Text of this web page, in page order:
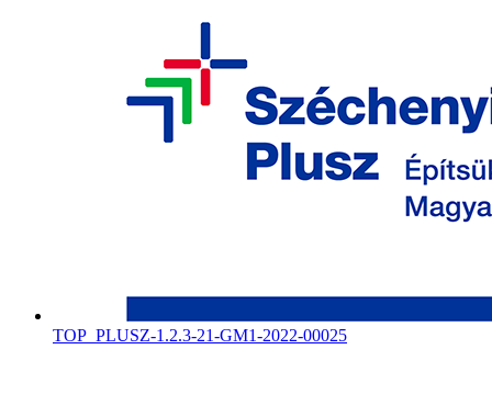
TOP_PLUSZ-1.2.3-21-GM1-2022-00025